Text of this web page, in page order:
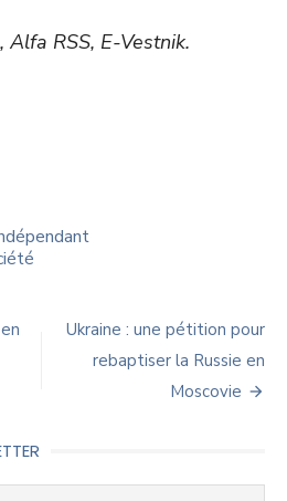
Alfa RSS, E-Vestnik.
Ukraine : une pétition pour
rebaptiser la Russie en
Moscovie